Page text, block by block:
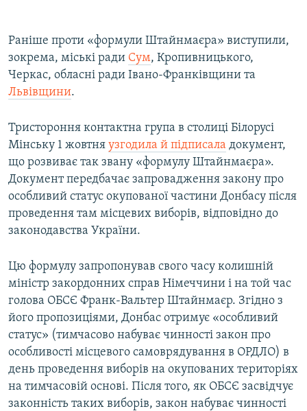
Раніше проти «формули Штайнмаєра» виступили,
зокрема, міські ради Сум, Кропивницького,
Черкас, обласні ради Івано-Франківщини та
Львівщини.
Тристороння контактна група в столиці Білорусі
Мінську 1 жовтня узгодила й підписала документ,
що розвиває так звану «формулу Штайнмаєра».
Документ передбачає запровадження закону про
особливий статус окупованої частини Донбасу після
проведення там місцевих виборів, відповідно до
законодавства України.
Цю формулу запропонував свого часу колишній
міністр закордонних справ Німеччини і на той час
голова ОБСЄ Франк-Вальтер Штайнмаєр. Згідно з
його пропозиціями, Донбас отримує «особливий
статус» (тимчасово набуває чинності закон про
особливості місцевого самоврядування в ОРДЛО) в
день проведення виборів на окупованих територіях
на тимчасовій основі. Після того, як ОБСЄ засвідчує
законність таких виборів, закон набуває чинності